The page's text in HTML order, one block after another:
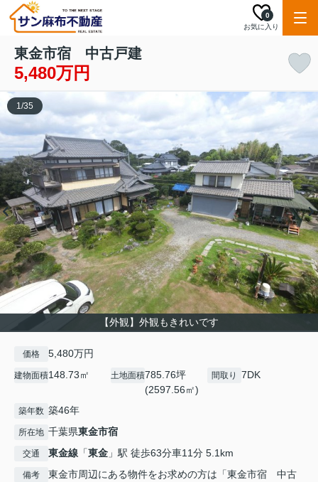
お気に入り
0
東金市宿 中古戸建
5,480万円
【外観】外観もきれいです
1/35
価格 5,480万円
建物面積148.73㎡ 土地面積785.76坪
(2597.56㎡)
間取り 7DK
築年数 築46年
所在地 千葉県東金市宿
交通 東金線 「東金 」駅 徒歩63分車11分 5.1km
備考
東金市周辺にある物件をお求めの方は「東金市宿 中古